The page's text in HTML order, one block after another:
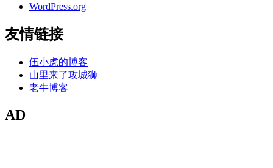
WordPress.org
友情链接
伍小虎的博客
山里来了攻城狮
老牛博客
AD